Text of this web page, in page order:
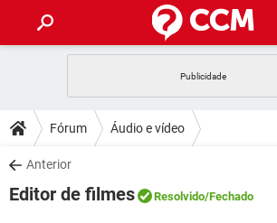
CELULAR
OUTLOOK
INSTAGRAM GMAIL
DICAS
JOGOS
DOWNLOADS
JOGOS WHATSAPP
Fórum Áudio e vídeo
Anterior
Editor de filmes Resolvido/Fechado